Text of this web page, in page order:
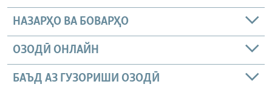
НАЗАРҲО ВА БОВАРҲО
ОЗОДӢ ОНЛАЙН
БАЪД АЗ ГУЗОРИШИ ОЗОДӢ